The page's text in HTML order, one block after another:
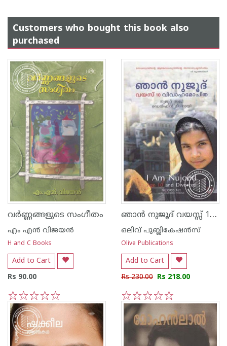
Customers who bought this book also
purchased
വര്‍ണ്ണങ്ങളുടെ സംഗീതം
എം എന്‍ വിജയന്‍
H and C Books
Add to Cart
Rs 90.00
5
4
3
2
1
ഞാന്‍ നുജൂദ് വയസ്സ് 10 വിവാഹ മോചിത
ഒലിവ് പുബ്ലികേഷ‌ന്‍സ്
Olive Publications
Add to Cart
Rs 230.00 Rs 218.00
5
4
3
2
1